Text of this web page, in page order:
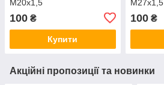
М20х1,5
100 ₴
Купити
М27х1,5
100₴
Акційні пропозиції та новинки